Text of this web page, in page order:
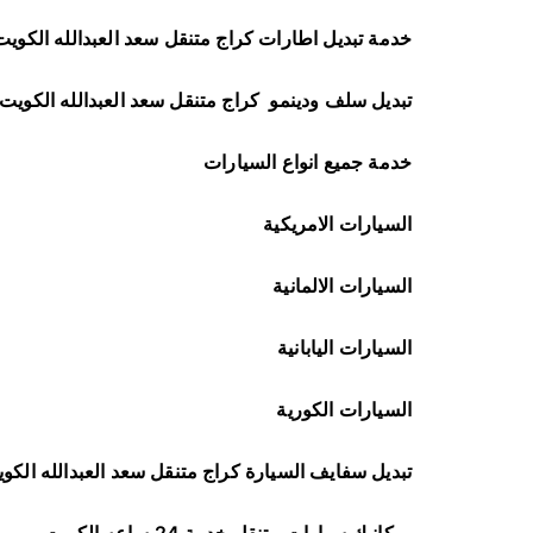
خدمة تبديل اطارات كراج متنقل سعد العبدالله
تبديل سلف ودينمو كراج متنقل سعد العبدالله الكويت
خدمة جميع انواع السيارات
السيارات الامريكية
السيارات الالمانية
السيارات اليابانية
السيارات الكورية
تبديل سفايف السيارة كراج متنقل سعد العبدالله